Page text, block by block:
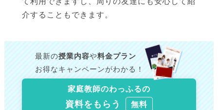
介することもできます。
最新の授業内容や料金プラン
お得なキャンペーンがわかる！
家庭教師のわっふるの
資料をもらう 無料